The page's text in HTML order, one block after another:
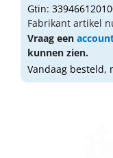
Gtin:
Fabrikant artikel
Vraag een
kunnen zien.
Vandaag besteld,